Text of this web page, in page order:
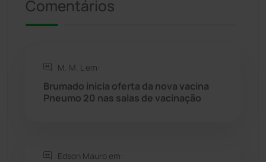
Riacho de Santana
Rio do Antônio
Rio do Pires
Comentários
M. M. L em:
Brumado inicia oferta da nova vacina
Pneumo 20 nas salas de vacinação
Edson Mauro em: